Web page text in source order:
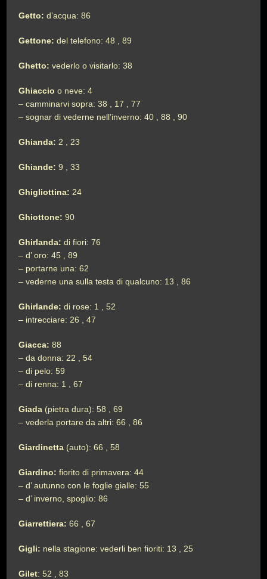
Getto: d’acqua: 86
Gettone: del telefono: 48 , 89
Ghetto: vederlo o visitarlo: 38
Ghiaccio o neve: 4
– camminarvi sopra: 38 , 17 , 77
– sognar di vederne nell’inverno: 40 , 88 , 90
Ghianda: 2 , 23
Ghiande: 9 , 33
Ghigliottina: 24
Ghiottone: 90
Ghirlanda: di fiori: 76
– d’ oro: 45 , 89
– portarne una: 62
– vederne una sulla testa di qualcuno: 13 , 86
Ghirlande: di rose: 1 , 52
– intrecciare: 26 , 47
Giacca: 88
– da donna: 22 , 54
– di pelo: 59
– di renna: 1 , 67
Giada (pietra dura): 58 , 69
– vederla portare da altri: 66 , 86
Giardinetta (auto): 66 , 58
Giardino: fiorito di primavera: 44
– d’ autunno con le foglie gialle: 55
– d’ inverno, spoglio: 86
Giarrettiera: 66 , 67
Gigli: nella stagione: vederli ben fioriti: 13 , 25
Gilet: 52 , 83